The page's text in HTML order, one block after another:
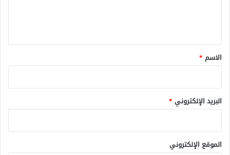
*
الاسم *
البريد الإلكتروني *
الموقع الإلكتروني